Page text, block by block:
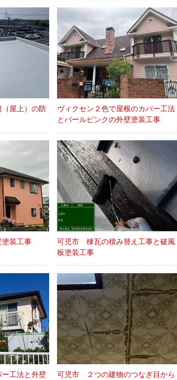
屋上）の防
ヴィクセン２色で屋根のカバー工法
とパールピンクの外壁塗装工事
塗装工事
可児市 棟瓦の積み替え工事と破風
板塗装工事
工法と外壁
可児市 ２つの建物のつなぎ目から